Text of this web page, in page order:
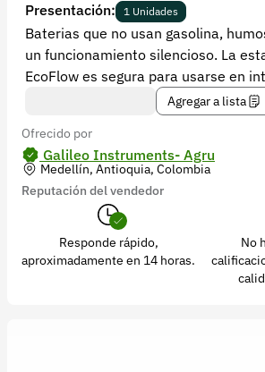
Presentación: 1 Unidades
Baterias que no usan gasolina,
un funcionamiento silencioso. La
EcoFlow es segura para usarse en
Agregar a lista
Ofrecido por
Galileo Instruments- Agru
Medellín, Antioquia, Colombia
Reputación del vendedor
Responde rápido,
aproximadamente en 14 horas.
No
© 2026 Croper.com Todos los derechos
Versión 5.45.0
Síguenos